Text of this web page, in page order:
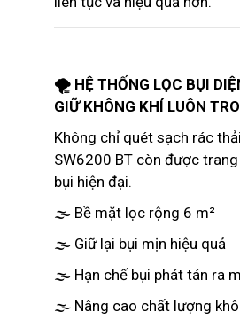
🌪️ HỆ THỐNG LỌC BỤI
GIỮ KHÔNG KHÍ LUÔN
Không chỉ quét sạch rác
SW6200 BT còn được
bụi hiện đại.
🌫️ Bề mặt lọc rộng 6 m²
🌫️ Giữ lại bụi mịn hiệu quả
🌫️ Hạn chế bụi phát tán ra
🌫️ Nâng cao chất lượng